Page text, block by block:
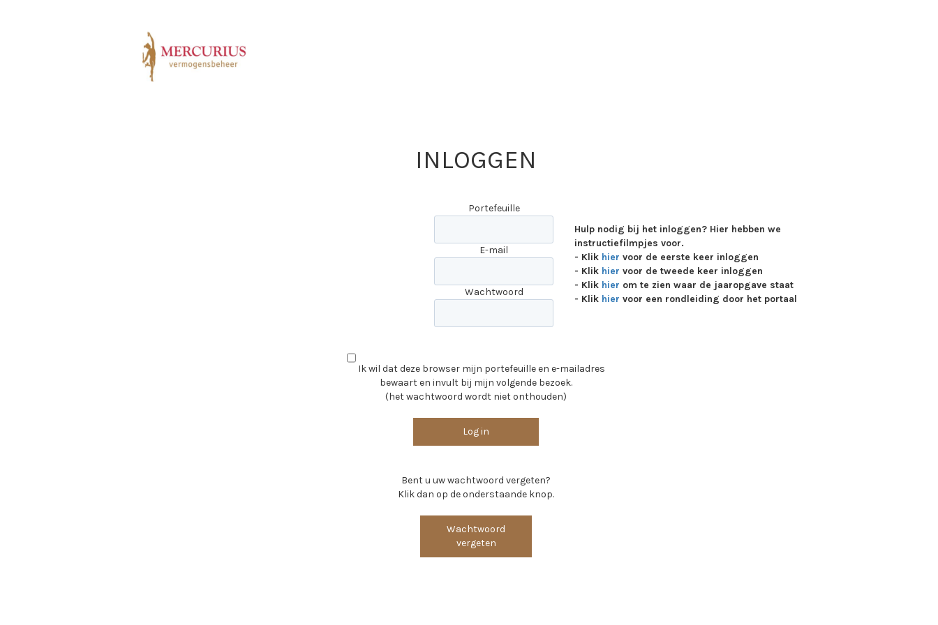
INLOGGEN
Portefeuille
E-mail
Wachtwoord
Hulp nodig bij het inloggen? Hier hebben we
instructiefilmpjes voor.
- Klik hier voor de eerste keer inloggen
- Klik hier voor de tweede keer inloggen
- Klik hier om te zien waar de jaaropgave staat
- Klik hier voor een rondleiding door het portaal
Ik wil dat deze browser mijn portefeuille en e-mailadres
bewaart en invult bij mijn volgende bezoek.
(het wachtwoord wordt niet onthouden)
Log in
Bent u uw wachtwoord vergeten?
Klik dan op de onderstaande knop.
Wachtwoord
vergeten